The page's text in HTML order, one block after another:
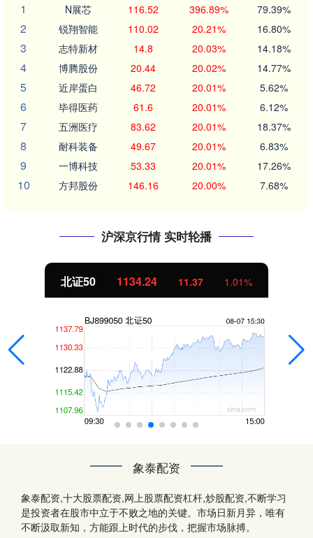
1
N展芯 116.52 396.89% 79.39%
2 锐翔智能 110.02 20.21% 16.80%
3 志特新材 14.8 20.03% 14.18%
4 博腾股份 20.44 20.02% 14.77%
5 近岸蛋白 46.72 20.01% 5.62%
6 毕得医药 61.6 20.01% 6.12%
7 五洲医疗 83.62 20.01% 18.37%
8 耐科装备 49.67 20.01% 6.83%
9 一博科技 53.33 20.01% 17.26%
10 方邦股份 146.16 20.00% 7.68%
沪深京行情 实时轮播
北证50 1134.24 11.37 1.01%
象泰配资
象泰配资,十大股票配资,网上股票配资杠杆,炒股配资,不断学习
是投资者在股市中立于不败之地的关键。市场日新月异，唯有
不断汲取新知，方能跟上时代的步伐，把握市场脉搏。